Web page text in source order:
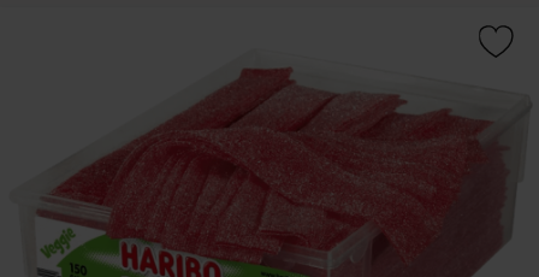
Heading
×